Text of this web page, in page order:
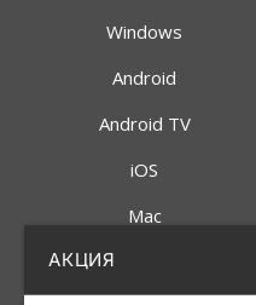
АКЦИЯ
Windows
Android
Android TV
iOS
Mac